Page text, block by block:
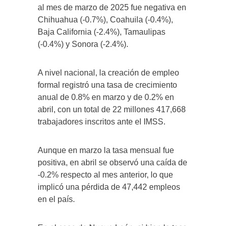
al mes de marzo de 2025 fue negativa en
Chihuahua (-0.7%), Coahuila (-0.4%),
Baja California (-2.4%), Tamaulipas
(-0.4%) y Sonora (-2.4%).
A nivel nacional, la creación de empleo
formal registró una tasa de crecimiento
anual de 0.8% en marzo y de 0.2% en
abril, con un total de 22 millones 417,668
trabajadores inscritos ante el IMSS.
Aunque en marzo la tasa mensual fue
positiva, en abril se observó una caída de
-0.2% respecto al mes anterior, lo que
implicó una pérdida de 47,442 empleos
en el país.